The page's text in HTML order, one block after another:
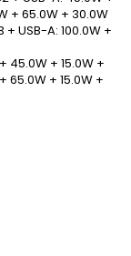
+ 65.0W + 30.0W
USB-A: 100.0W +
45.0W + 15.0W +
65.0W + 15.0W +